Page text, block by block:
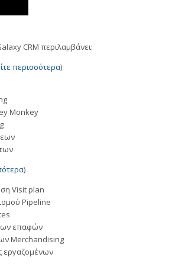
CRM περιλαμβάνει:
περισσότερα)
Monkey
)
Visit plan
Pipeline
επαφών
Merchandising
εργαζομένων